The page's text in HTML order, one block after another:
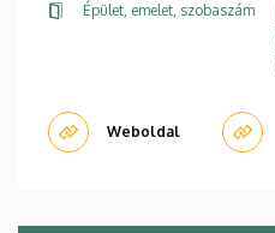
Épület, emelet, szobaszám
Weboldal